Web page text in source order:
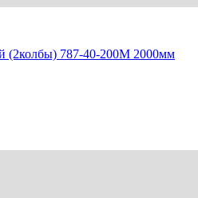
787-40-200М 2000мм